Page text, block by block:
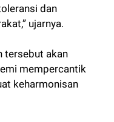
dan
ujarnya.
tersebut akan
mempercantik
keharmonisan